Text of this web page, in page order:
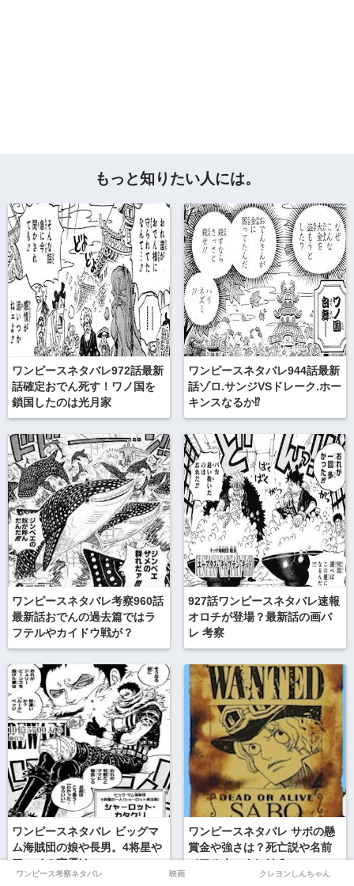
もっと知りたい人には。
ワンピースネタバレ972話最新
話確定おでん死す！ワノ国を
鎖国したのは光月家
ワンピースネタバレ944話最新
話ゾロ.サンジVSドレーク.ホー
キンスなるか⁉︎
ワンピースネタバレ考察960話
最新話おでんの過去篇ではラ
フテルやカイドウ戦が？
927話ワンピースネタバレ速報
オロチが登場？最新話の画バ
レ 考察
ワンピースネタバレ ビッグマ
ム海賊団の娘や長男。4将星や
アニメの声優は。
ワンピースネタバレ サボの懸
賞金や強さは？死亡説や名前
（フルネーム）は？
ワンピース考察ネタバレ 映画 クレヨンしんちゃん